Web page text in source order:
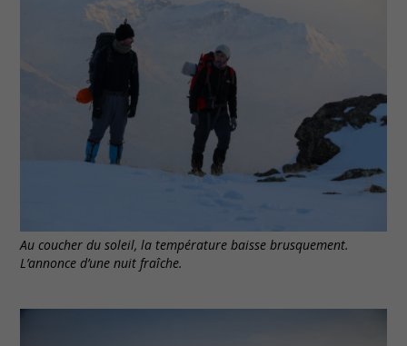
Au coucher du soleil, la température baisse brusquement.
L’annonce d’une nuit fraîche.